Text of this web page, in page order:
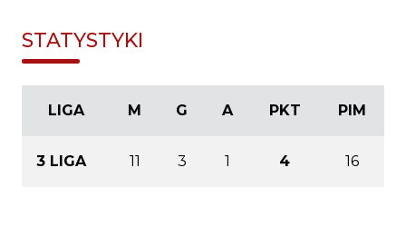
STATYSTYKI
LIGA M G A PKT PIM
3 LIGA 11 3 1 4 16